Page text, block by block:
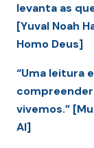
levanta as
[Yuval Noah
Homo Deus]
“Uma leitura
vivemos.”
AI]